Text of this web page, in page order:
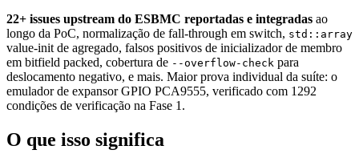
22+ issues upstream do ESBMC reportadas e integradas ao
longo da PoC, normalização de fall-through em switch, std::array
value-init de agregado, falsos positivos de inicializador de membro
em bitfield packed, cobertura de --overflow-check para
deslocamento negativo, e mais. Maior prova individual da suíte: o
emulador de expansor GPIO PCA9555, verificado com 1292
condições de verificação na Fase 1.
O que isso significa